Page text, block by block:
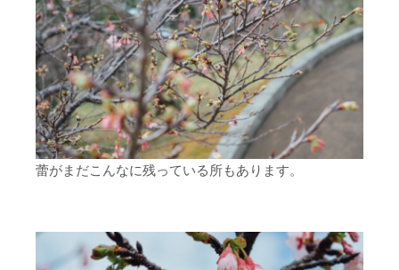
蕾がまだこんなに残っている所もあります。